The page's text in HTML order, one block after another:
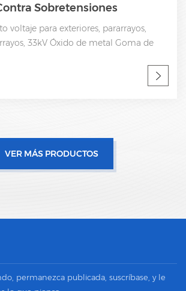
Sobretensiones
voltaje para exteriores, pararrayos,
33kV Óxido de metal Goma de
VER MÁS PRODUCTOS
permanezca publicada, suscríbase, y le